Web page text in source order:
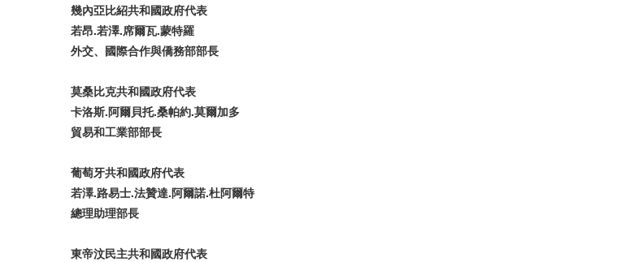
幾內亞比紹共和國政府代表
若昂.若澤.席爾瓦.蒙特羅
外交、 國際合作與僑務部部長
莫桑比克共和國政府代表
卡洛斯.阿爾貝托.桑帕約.莫爾加多
貿易和工業部部長
葡萄牙共和國政府代表
若澤.路易士.法贊達.阿爾諾.杜阿爾特
總理助理部長
東帝汶民主共和國政府代表